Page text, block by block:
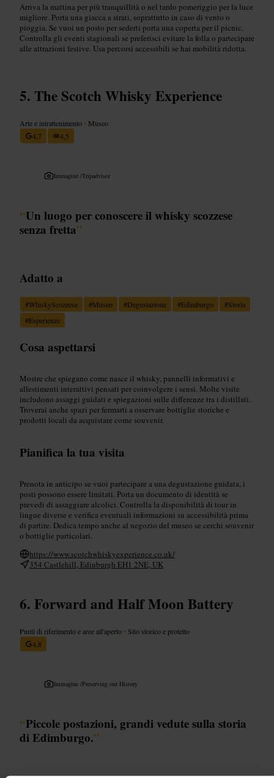
Arriva la mattina per più tranquillità o nel tardo pomeriggio per la luce
migliore. Porta una giacca a strati, soprattutto in caso di vento o
pioggia. Se vuoi un posto per sederti porta una coperta per il picnic.
Controlla gli eventi stagionali se preferisci evitare la folla o partecipare
alle attrazioni festive. Usa percorsi accessibili se hai mobilità ridotta.
The Scotch Whisky Experience
Arte e intrattenimento • Museo
4,7
4,5
Immagine /Tripadvisor
“Un luogo per conoscere il whisky scozzese
senza fretta”
Adatto a
#WhiskyScozzese #Museo #Degustazione #Edimburgo #Storia
#Esperienze
Cosa aspettarsi
Mostre che spiegano come nasce il whisky, pannelli informativi e
allestimenti interattivi pensati per coinvolgere i sensi. Molte visite
includono assaggi guidati e spiegazioni sulle differenze tra i distillati.
Troverai anche spazi per fermarti a osservare bottiglie storiche e
prodotti locali da acquistare come souvenir.
Pianifica la tua visita
Prenota in anticipo se vuoi partecipare a una degustazione guidata, i
posti possono essere limitati. Porta un documento di identità se
prevedi di assaggiare alcolici. Controlla la disponibilità di tour in
lingue diverse e verifica eventuali informazioni su accessibilità prima
di partire. Dedica tempo anche al negozio del museo se cerchi souvenir
o bottiglie particolari.
https://www.scotchwhiskyexperience.co.uk/
354 Castlehill, Edinburgh EH1 2NE, UK
Forward and Half Moon Battery
Punti di riferimento e aree all'aperto • Sito storico e protetto
4,8
Immagine /Preserving our History
“Piccole postazioni, grandi vedute sulla storia
di Edimburgo.”